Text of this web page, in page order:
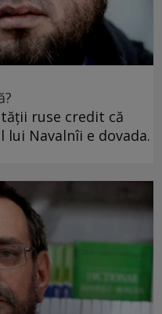
ruse credit că
lui Navalnîi e dovada.